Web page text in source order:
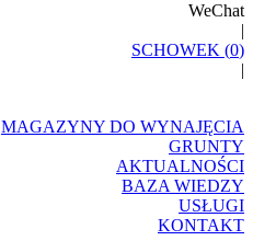
WeChat
|
SCHOWEK (0)
|
MAGAZYNY DO WYNAJĘCIA
GRUNTY
AKTUALNOŚCI
BAZA WIEDZY
USŁUGI
KONTAKT